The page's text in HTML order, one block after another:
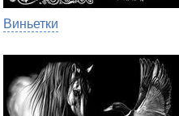
Виньетки